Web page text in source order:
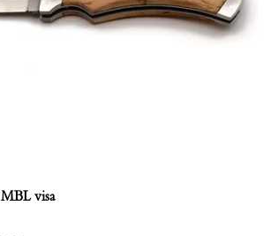
visa